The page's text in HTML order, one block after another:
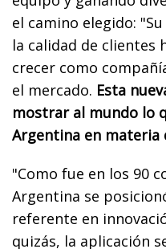
el camino elegido:
la calidad de clientes
crecer como
el mercado. Esta
mostrar al mundo lo
Argentina en materia
"Como fue en los 90
Argentina se
referente en
quizás, la aplicación